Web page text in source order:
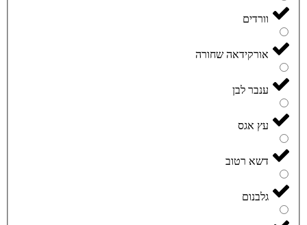
וורדים
אורקידאה שחורה
ענבר לבן
עץ אגס
דשא רטוב
גלבנום